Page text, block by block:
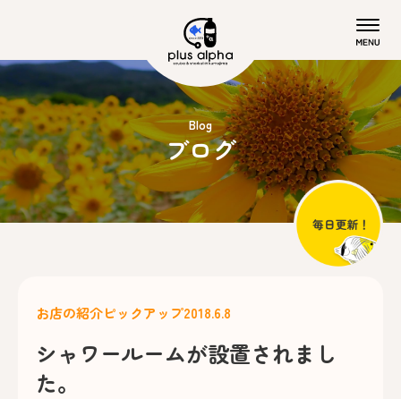
Blog
ブログ
お店の紹介ピックアップ2018.6.8
シャワールームが設置されまし
た。